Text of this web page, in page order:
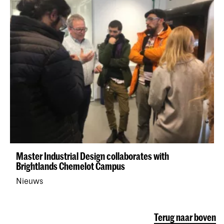
Master Industrial Design collaborates with
Brightlands Chemelot Campus
Nieuws
Terug naar boven